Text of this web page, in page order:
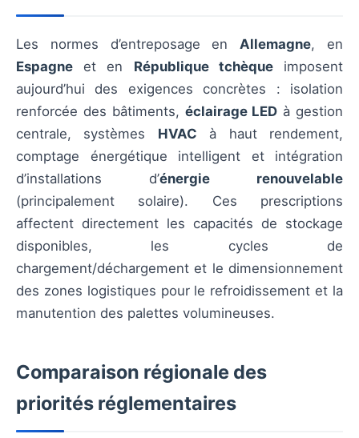
Les normes d’entreposage enAllemagne, en
Espagne et en République tchèqueimposent
aujourd’hui des exigences concrètes : isolation
renforcée des bâtiments, éclairage LED à gestion
centrale, systèmes HVAC à haut rendement,
comptage énergétique intelligent et intégration
d’installations d’énergie renouvelable
(principalement solaire). Ces prescriptions
affectent directement les capacités de stockage
disponibles, les cycles de
chargement/déchargement et le dimensionnement
des zones logistiques pour le refroidissement et la
manutention des palettes volumineuses.
Comparaison régionale des
priorités réglementaires